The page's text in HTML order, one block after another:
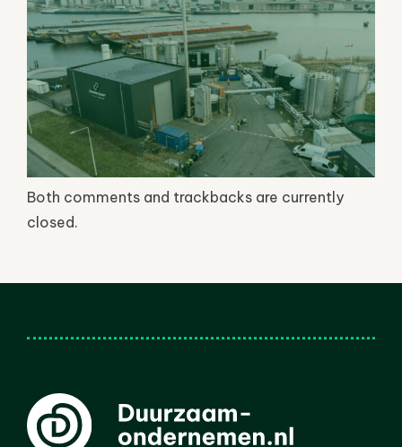
Both comments and trackbacks are currently
closed.